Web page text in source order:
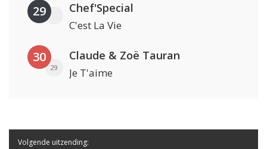
29 Chef'Special
C'est La Vie
30
29
Claude & Zoë Tauran
Je T'aime
Volgende uitzending: